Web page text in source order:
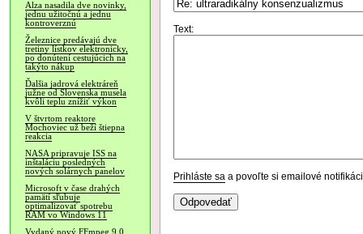
Alza nasadila dve novinky,
jednu užitočnú a jednu
kontroverznú
Železnice predávajú dve
tretiny lístkov elektronicky,
po donútení cestujúcich na
takýto nákup
Ďalšia jadrová elektráreň
južne od Slovenska musela
kvôli teplu znížiť výkon
V štvrtom reaktore
Mochoviec už beží štiepna
reakcia
NASA pripravuje ISS na
inštaláciu posledných
nových solárnych panelov
Microsoft v čase drahých
pamätí sľubuje
optimalizovať spotrebu
RAM vo Windows 11
Vydaný nový FFmpeg 9.0,
Text:
Prihláste sa a povoľte si emailové